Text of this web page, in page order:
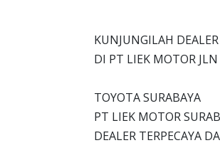
KUNJUNGILAH
DI PT LIEK MOTOR
TOYOTA SURABAYA
PT LIEK MOTOR
DEALER TERPECAYA